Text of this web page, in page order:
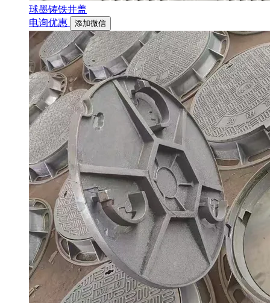
球墨铸铁井盖
电询优惠
添加微信